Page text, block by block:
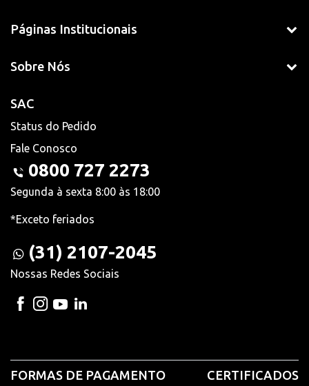
Páginas Institucionais
Sobre Nós
SAC
Status do Pedido
Fale Conosco
0800 727 2273
Segunda à sexta 8:00 às 18:00
*Exceto feriados
(31) 2107-2045
Nossas Redes Sociais
FORMAS DE PAGAMENTO CERTIFICADOS